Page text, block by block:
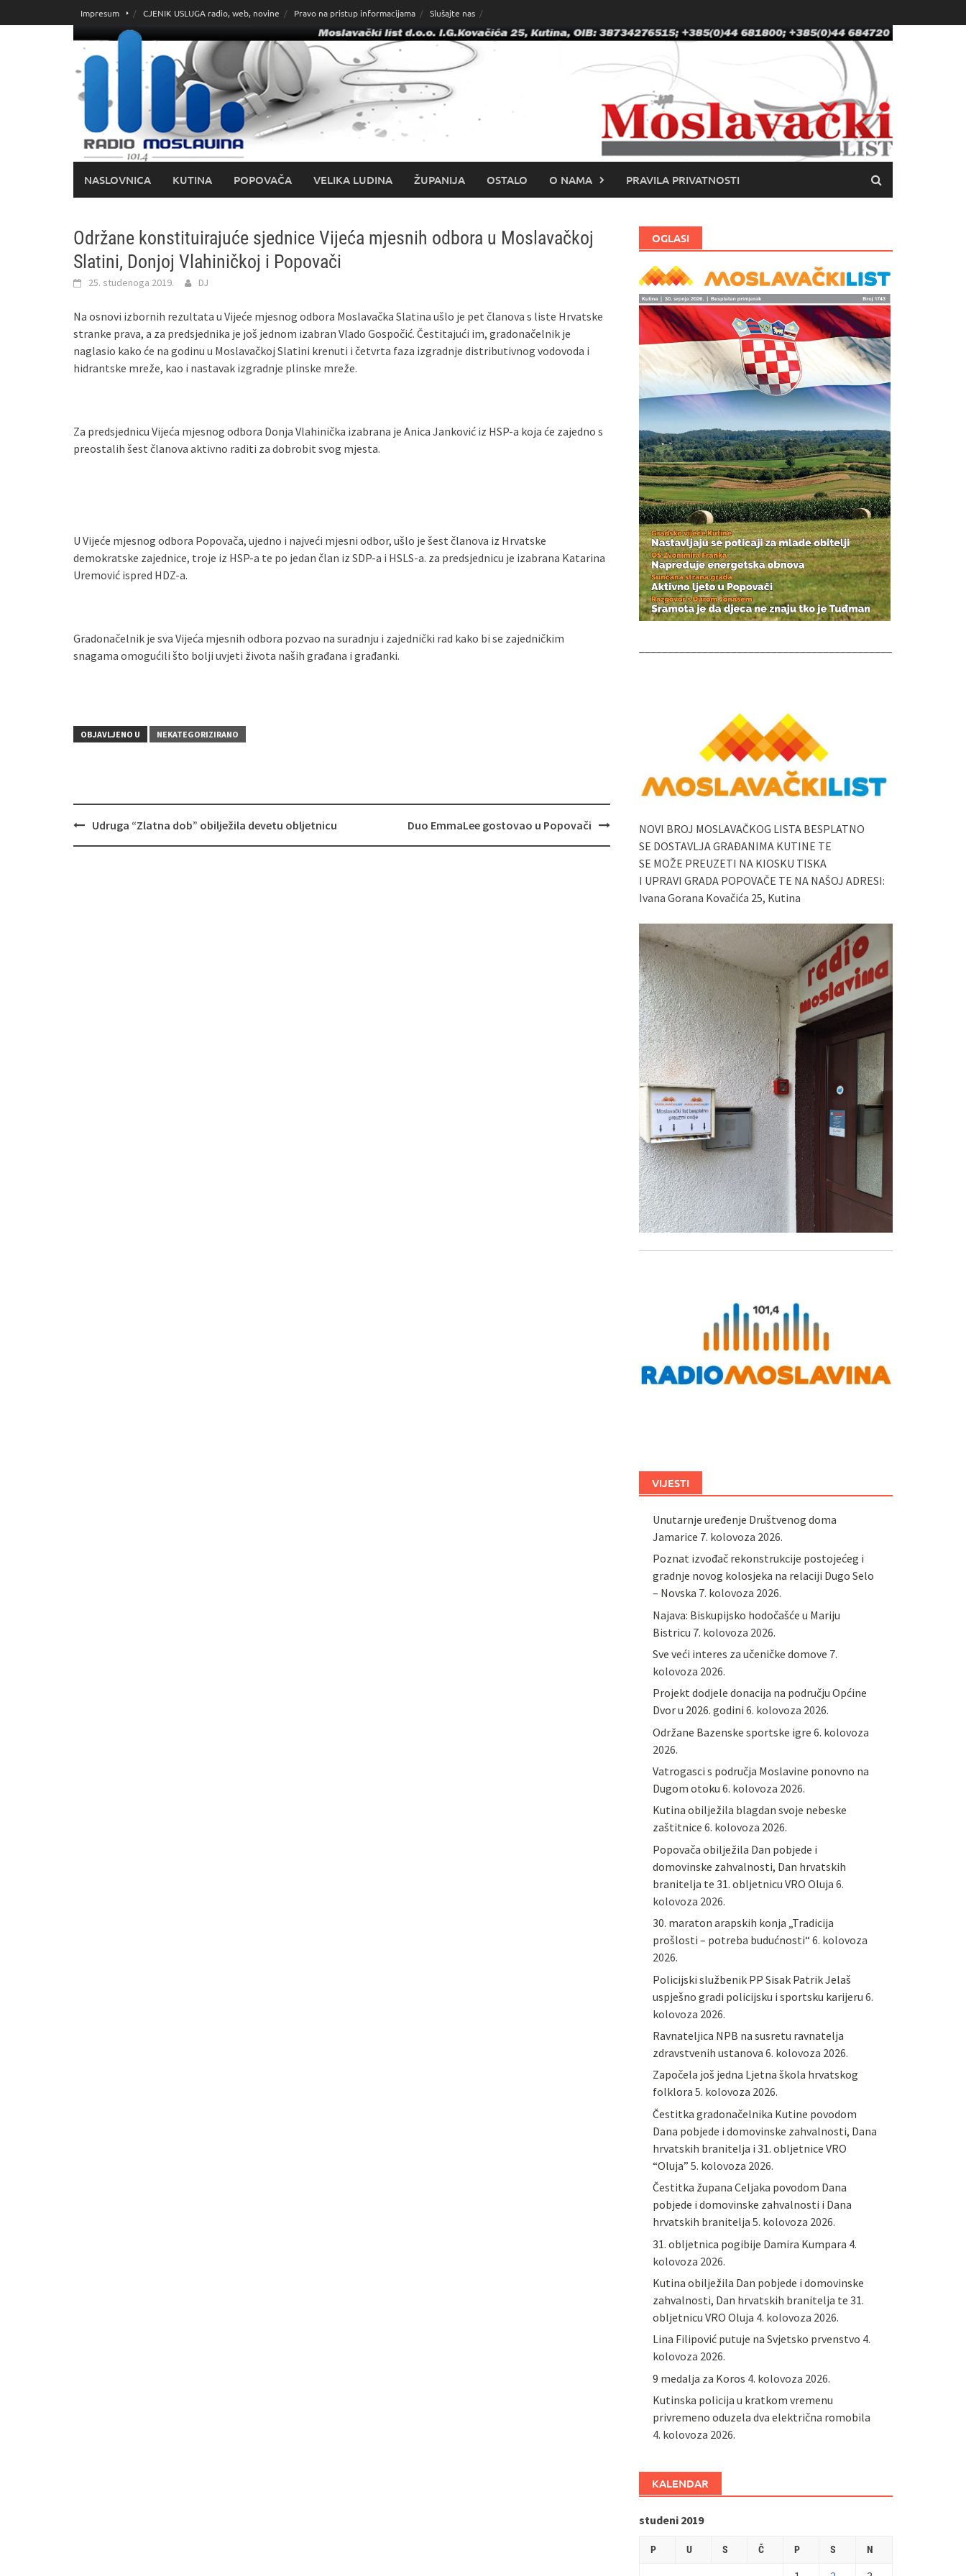
do
Impresum CJENIK USLUGA radio, web, novine Pravo na pristup informacijama Slušajte nas
NASLOVNICA KUTINA POPOVAČA VELIKA LUDINA ŽUPANIJA OSTALO O NAMA PRAVILA PRIVATNOSTI
Održane konstituirajuće sjednice Vijeća mjesnih odbora u Moslavačkoj
Slatini, Donjoj Vlahiničkoj i Popovači
25. studenoga 2019. DJ
Na osnovi izbornih rezultata u Vijeće mjesnog odbora Moslavačka Slatina ušlo je pet članova s liste Hrvatske
stranke prava, a za predsjednika je još jednom izabran Vlado Gospočić. Čestitajući im, gradonačelnik je
naglasio kako će na godinu u Moslavačkoj Slatini krenuti i četvrta faza izgradnje distributivnog vodovoda i
hidrantske mreže, kao i nastavak izgradnje plinske mreže.
Za predsjednicu Vijeća mjesnog odbora Donja Vlahinička izabrana je Anica Janković iz HSP-a koja će zajedno s
preostalih šest članova aktivno raditi za dobrobit svog mjesta.
U Vijeće mjesnog odbora Popovača, ujedno i najveći mjesni odbor, ušlo je šest članova iz Hrvatske
demokratske zajednice, troje iz HSP-a te po jedan član iz SDP-a i HSLS-a. za predsjednicu je izabrana Katarina
Uremović ispred HDZ-a.
Gradonačelnik je sva Vijeća mjesnih odbora pozvao na suradnju i zajednički rad kako bi se zajedničkim
snagama omogućili što bolji uvjeti života naših građana i građanki.
OBJAVLJENO U NEKATEGORIZIRANO
Udruga “Zlatna dob” obilježila devetu obljetnicu Duo EmmaLee gostovao u Popovači
OGLASI
NOVI BROJ MOSLAVAČKOG LISTA BESPLATNO
SE DOSTAVLJA GRAĐANIMA KUTINE TE
SE MOŽE PREUZETI NA KIOSKU TISKA
I UPRAVI GRADA POPOVAČE TE NA NAŠOJ ADRESI:
Ivana Gorana Kovačića 25, Kutina
VIJESTI
Unutarnje uređenje Društvenog doma
Jamarice 7. kolovoza 2026.
Poznat izvođač rekonstrukcije postojećeg i
gradnje novog kolosjeka na relaciji Dugo Selo
– Novska 7. kolovoza 2026.
Najava: Biskupijsko hodočašće u Mariju
Bistricu 7. kolovoza 2026.
Sve veći interes za učeničke domove 7.
kolovoza 2026.
Projekt dodjele donacija na području Općine
Dvor u 2026. godini 6. kolovoza 2026.
Održane Bazenske sportske igre 6. kolovoza
2026.
Vatrogasci s područja Moslavine ponovno na
Dugom otoku 6. kolovoza 2026.
Kutina obilježila blagdan svoje nebeske
zaštitnice 6. kolovoza 2026.
Popovača obilježila Dan pobjede i
domovinske zahvalnosti, Dan hrvatskih
branitelja te 31. obljetnicu VRO Oluja 6.
kolovoza 2026.
30. maraton arapskih konja „Tradicija
prošlosti – potreba budućnosti“ 6. kolovoza
2026.
Policijski službenik PP Sisak Patrik Jelaš
uspješno gradi policijsku i sportsku karijeru 6.
kolovoza 2026.
Ravnateljica NPB na susretu ravnatelja
zdravstvenih ustanova 6. kolovoza 2026.
Započela još jedna Ljetna škola hrvatskog
folklora 5. kolovoza 2026.
Čestitka gradonačelnika Kutine povodom
Dana pobjede i domovinske zahvalnosti, Dana
hrvatskih branitelja i 31. obljetnice VRO
“Oluja” 5. kolovoza 2026.
Čestitka župana Celjaka povodom Dana
pobjede i domovinske zahvalnosti i Dana
hrvatskih branitelja 5. kolovoza 2026.
31. obljetnica pogibije Damira Kumpara 4.
kolovoza 2026.
Kutina obilježila Dan pobjede i domovinske
zahvalnosti, Dan hrvatskih branitelja te 31.
obljetnicu VRO Oluja 4. kolovoza 2026.
Lina Filipović putuje na Svjetsko prvenstvo 4.
kolovoza 2026.
9 medalja za Koros 4. kolovoza 2026.
Kutinska policija u kratkom vremenu
privremeno oduzela dva električna romobila
4. kolovoza 2026.
KALENDAR
studeni 2019
P U S Č P S N